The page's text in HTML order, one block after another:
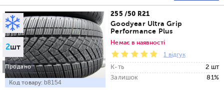
2шт
Продано
Код товару: b8154
255 /50 R21
Goodyear Ultra Grip
Performance Plus
Немає в наявності
1 відгук
К-ть
2 шт
Залишок
81%